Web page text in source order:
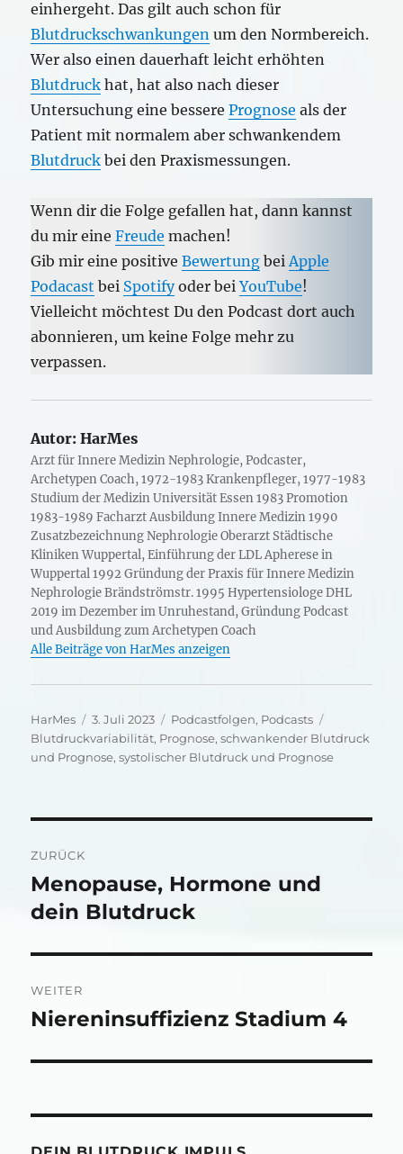
einhergeht. Das gilt auch schon für
Blutdruckschwankungen um den Normbereich.
Wer also einen dauerhaft leicht erhöhten
Blutdruck hat, hat also nach dieser
Untersuchung eine besserePrognose als der
Patient mit normalem aber schwankendem
Blutdruck bei den Praxismessungen.
Wenn dir die Folge gefallen hat, dann kannst
du mir eineFreude machen!
Gib mir eine positiveBewertung bei Apple
Podacast bei Spotifyoder beiYouTube!
Vielleicht möchtest Du den Podcast dort auch
abonnieren, um keine Folge mehr zu
verpassen.
Autor: HarMes
Arzt für Innere Medizin Nephrologie, Podcaster,
Archetypen Coach, 1972-1983 Krankenpfleger, 1977-1983
Studium der Medizin Universität Essen 1983 Promotion
1983-1989 Facharzt Ausbildung Innere Medizin 1990
Zusatzbezeichnung Nephrologie Oberarzt Städtische
Kliniken Wuppertal, Einführung der LDL Apherese in
Wuppertal 1992 Gründung der Praxis für Innere Medizin
Nephrologie Brändströmstr. 1995 Hypertensiologe DHL
2019 im Dezember im Unruhestand, Gründung Podcast
und Ausbildung zum Archetypen Coach
Alle Beiträge von HarMes anzeigen
Autor
HarMes
Veröffentlicht
am
3. Juli 2023 Kategorien
Podcastfolgen, Podcasts
Blutdruckvariabilität, Prognose,schwankender Blutdruck
und Prognose,systolischer Blutdruck und Prognose
ZURÜCK
Vorheriger
Beitrag:
Menopause, Hormone und
dein Blutdruck
WEITER
Nächster
Niereninsuffizienz Stadium 4